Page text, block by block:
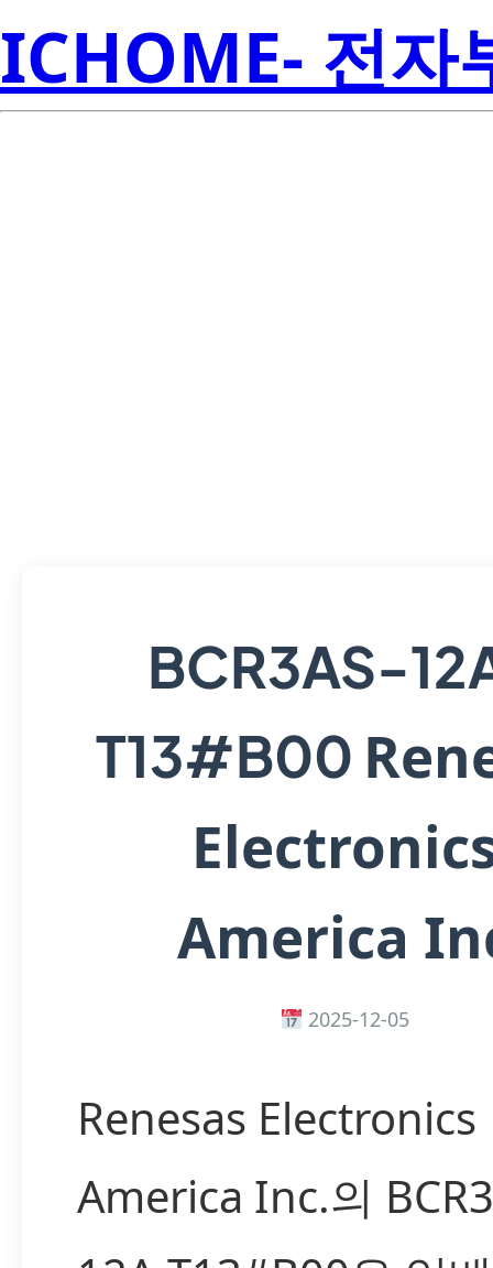
ICHOME- 전자
BCR3AS-
T13#B00
America
2025-12-05
Renesas Electronics
America Inc.의